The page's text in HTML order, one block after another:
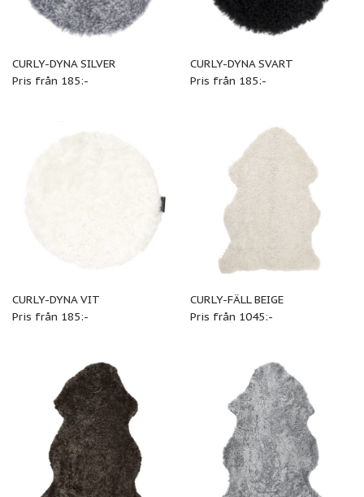
CURLY-DYNA SILVER
Pris från 185:-
CURLY-DYNA SVART
Pris från 185:-
CURLY-DYNA VIT
Pris från 185:-
CURLY-FÄLL BEIGE
Pris från 1045:-